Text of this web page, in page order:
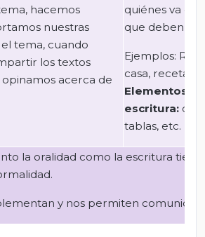
hacemos
nuestras
tema, cuando
los textos
acerca de
quiénes va
que deben
Ejemplos:
casa, recetas
Elementos
escritura:
tablas, etc.
la oralidad como la escritura
y nos permiten